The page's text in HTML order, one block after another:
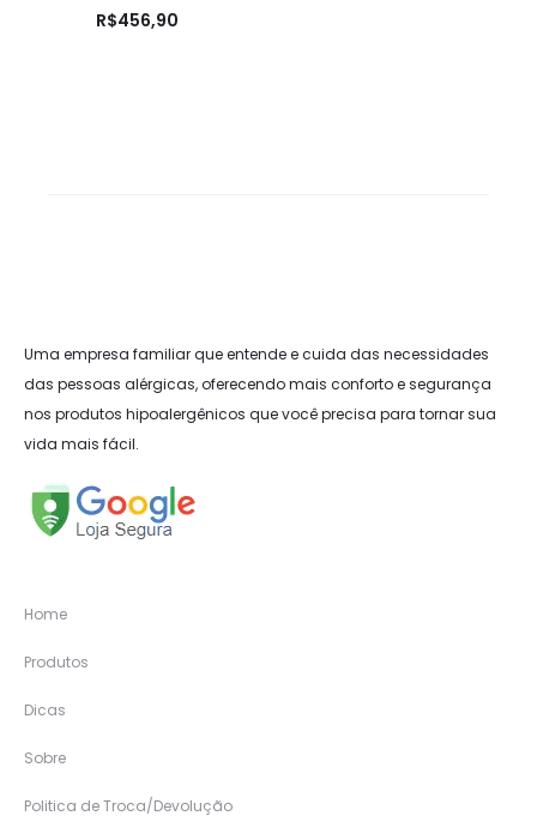
R$456,90
Uma empresa familiar que entende e cuida das necessidades
das pessoas alérgicas, oferecendo mais conforto e segurança
nos produtos hipoalergênicos que você precisa para tornar sua
vida mais fácil.
Home
Produtos
Dicas
Sobre
Politica de Troca/Devolução